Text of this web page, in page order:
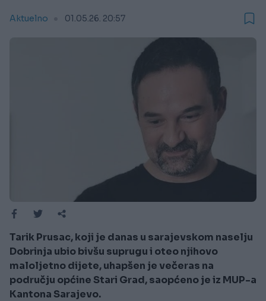
Aktuelno 01.05.26. 20:57
Tarik Prusac, koji je danas u sarajevskom naselju
Dobrinja ubio bivšu suprugu i oteo njihovo
maloljetno dijete, uhapšen je večeras na
području općine Stari Grad, saopćeno je iz MUP-a
Kantona Sarajevo.